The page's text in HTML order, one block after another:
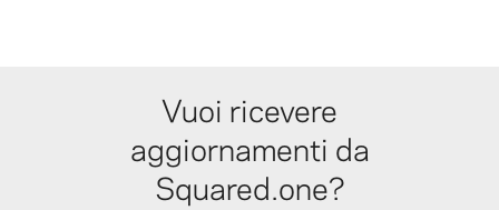
Vuoi ricevere
aggiornamenti da
Squared.one?